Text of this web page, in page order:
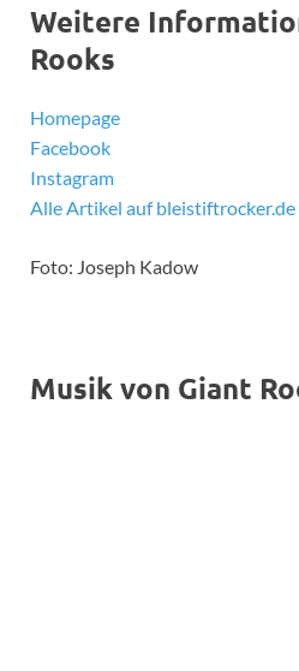
Weitere
Rooks
Homepage
Facebook
Instagram
Alle Artikel auf bleistiftrocker.de
Foto: Joseph Kadow
Musik von Giant